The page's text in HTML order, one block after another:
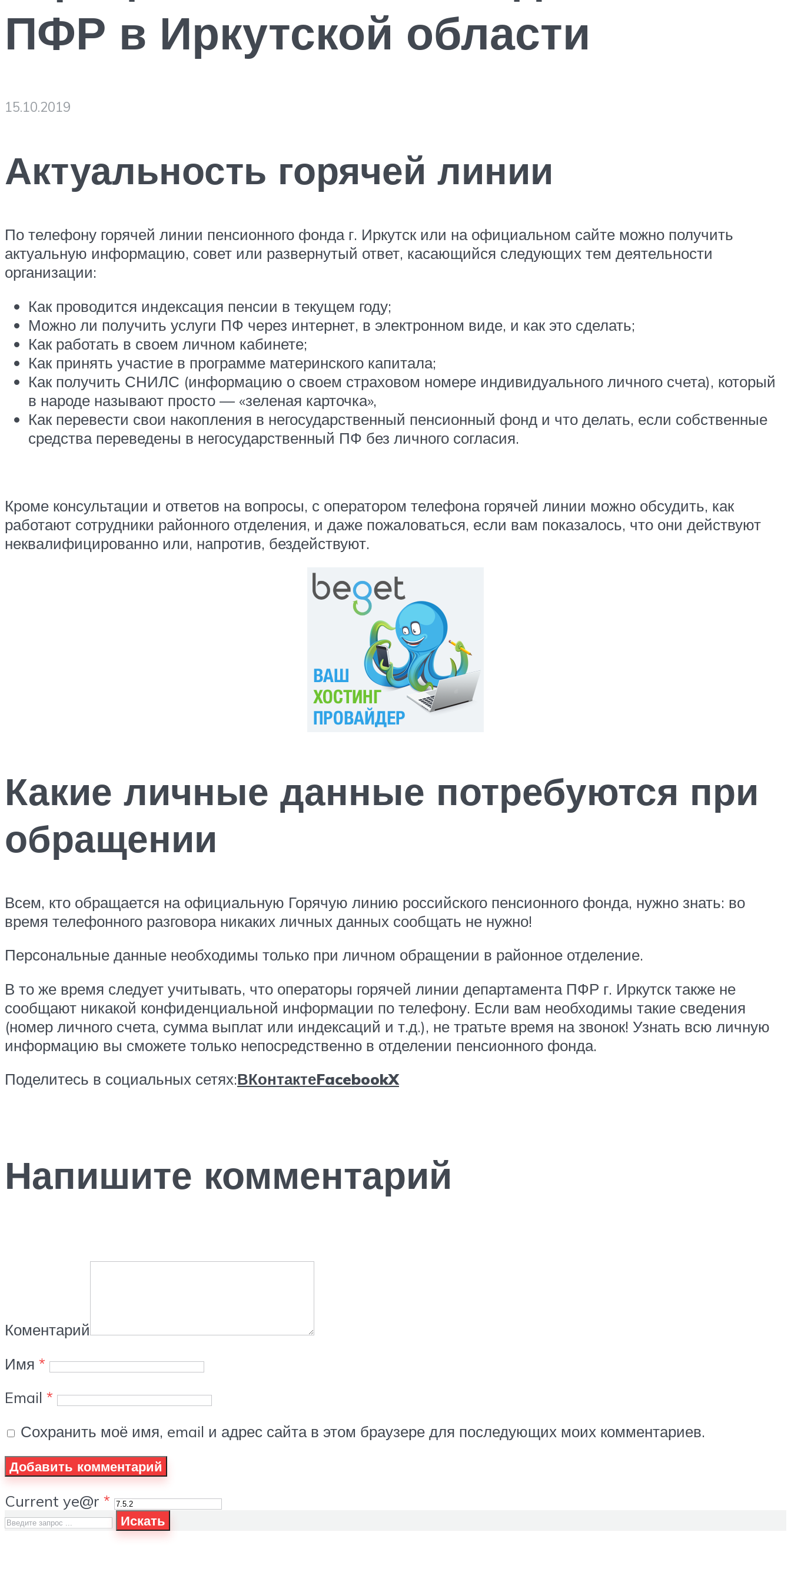
ПФР в Иркутской области
15.10.2019
Актуальность горячей линии
По телефону горячей линии пенсионного фонда г. Иркутск или на официальном сайте можно получить
актуальную информацию, совет или развернутый ответ, касающийся следующих тем деятельности
организации:
Как проводится индексация пенсии в текущем году;
Можно ли получить услуги ПФ через интернет, в электронном виде, и как это сделать;
Как работать в своем личном кабинете;
Как принять участие в программе материнского капитала;
Как получить СНИЛС (информацию о своем страховом номере индивидуального личного счета), который
в народе называют просто — «зеленая карточка»,
Как перевести свои накопления в негосударственный пенсионный фонд и что делать, если собственные
средства переведены в негосударственный ПФ без личного согласия.
Кроме консультации и ответов на вопросы, с оператором телефона горячей линии можно обсудить, как
работают сотрудники районного отделения, и даже пожаловаться, если вам показалось, что они действуют
неквалифицированно или, напротив, бездействуют.
Какие личные данные потребуются при
обращении
Всем, кто обращается на официальную Горячую линию российского пенсионного фонда, нужно знать: во
время телефонного разговора никаких личных данных сообщать не нужно!
Персональные данные необходимы только при личном обращении в районное отделение.
В то же время следует учитывать, что операторы горячей линии департамента ПФР г. Иркутск также не
сообщают никакой конфиденциальной информации по телефону. Если вам необходимы такие сведения
(номер личного счета, сумма выплат или индексаций и т.д.), не тратьте время на звонок! Узнать всю личную
информацию вы сможете только непосредственно в отделении пенсионного фонда.
Поделитесь в социальных сетях:ВКонтактеFacebookX
Напишите комментарий
Коментарий
Имя *
Email *
Сохранить моё имя, email и адрес сайта в этом браузере для последующих моих комментариев.
Current ye@r *
Искать